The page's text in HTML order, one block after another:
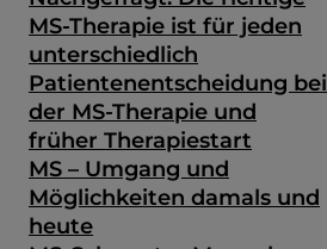
MS-Therapie ist für jeden
unterschiedlich
Patientenentscheidung bei
der MS-Therapie und
früher Therapiestart
MS – Umgang und
Möglichkeiten damals und
heute